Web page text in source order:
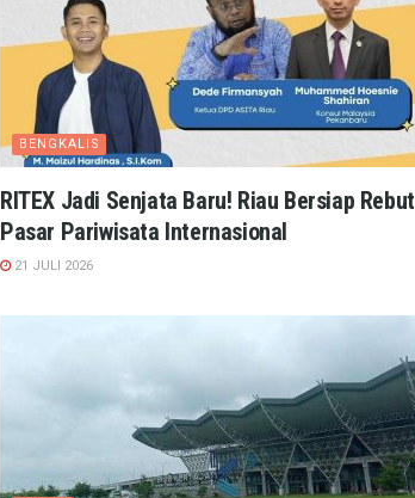
BENGKALIS
RITEX Jadi Senjata Baru! Riau Bersiap Rebut
Pasar Pariwisata Internasional
21 JULI 2026